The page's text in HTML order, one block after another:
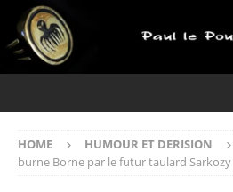
HOME HUMOUR ET DERISION
burne Borne par le futur taulard Sarkozy